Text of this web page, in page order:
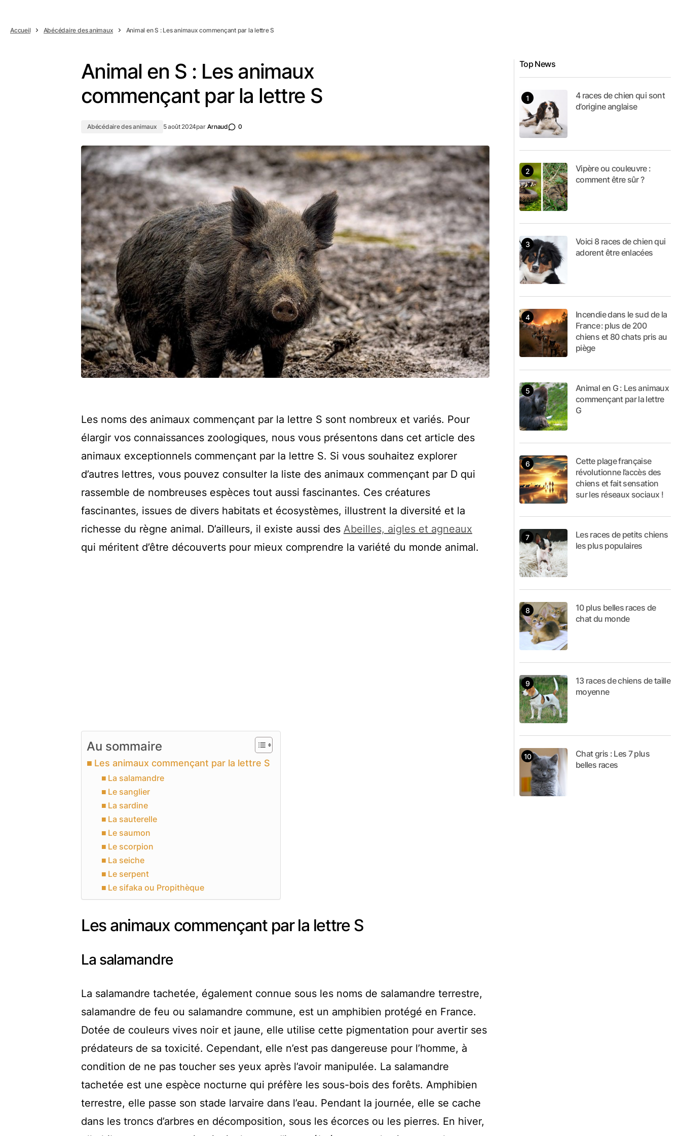
Accueil Abécédaire des animaux Animal en S : Les animaux commençant par la lettre S
Animal en S : Les animaux
commençant par la lettre S
Abécédaire des animaux 5 août 2024par Arnaud 0
Les noms des animaux commençant par la lettre S sont nombreux et variés. Pour
élargir vos connaissances zoologiques, nous vous présentons dans cet article des
animaux exceptionnels commençant par la lettre S. Si vous souhaitez explorer
d’autres lettres, vous pouvez consulter la liste des animaux commençant par D qui
rassemble de nombreuses espèces tout aussi fascinantes. Ces créatures
fascinantes, issues de divers habitats et écosystèmes, illustrent la diversité et la
richesse du règne animal. D’ailleurs, il existe aussi des Abeilles, aigles et agneaux
qui méritent d’être découverts pour mieux comprendre la variété du monde animal.
Au sommaire
Les animaux commençant par la lettre S
La salamandre
Le sanglier
La sardine
La sauterelle
Le saumon
Le scorpion
La seiche
Le serpent
Le sifaka ou Propithèque
Les animaux commençant par la lettre S
La salamandre
La salamandre tachetée, également connue sous les noms de salamandre terrestre,
salamandre de feu ou salamandre commune, est un amphibien protégé en France.
Dotée de couleurs vives noir et jaune, elle utilise cette pigmentation pour avertir ses
prédateurs de sa toxicité. Cependant, elle n’est pas dangereuse pour l’homme, à
condition de ne pas toucher ses yeux après l’avoir manipulée. La salamandre
tachetée est une espèce nocturne qui préfère les sous-bois des forêts. Amphibien
terrestre, elle passe son stade larvaire dans l’eau. Pendant la journée, elle se cache
dans les troncs d’arbres en décomposition, sous les écorces ou les pierres. En hiver,
Top News
4 races de chien qui sont
d’origine anglaise
Vipère ou couleuvre :
comment être sûr ?
Voici 8 races de chien qui
adorent être enlacées
Incendie dans le sud de la
France : plus de 200
chiens et 80 chats pris au
piège
Animal en G : Les animaux
commençant par la lettre
G
Cette plage française
révolutionne l’accès des
chiens et fait sensation
sur les réseaux sociaux !
Les races de petits chiens
les plus populaires
10 plus belles races de
chat du monde
13 races de chiens de taille
moyenne
Chat gris : Les 7 plus
belles races